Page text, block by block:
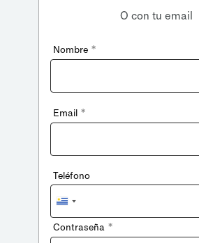
O con tu email
Nombre *
Email *
Teléfono
Uruguay
+598
Contraseña *